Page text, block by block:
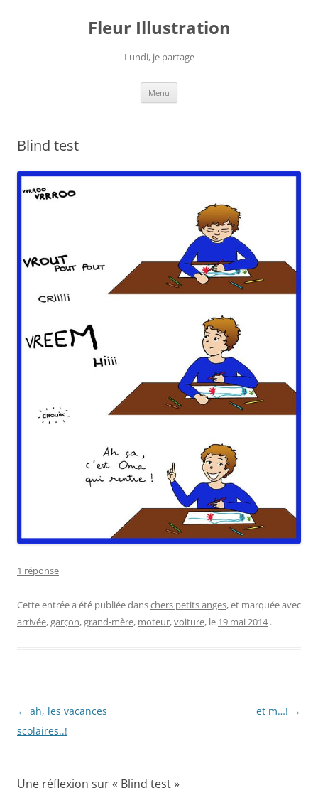
Fleur Illustration
Lundi, je partage
Menu
Blind test
1 réponse
Cette entrée a été publiée danschers petits anges, et marquée avec
arrivée,garçon,grand-mère, moteur,voiture, le 19 mai 2014 .
Navigation
des
← ah, les vacances
scolaires..!
et m…! →
Une réflexion sur « Blind test»